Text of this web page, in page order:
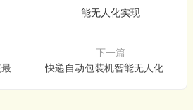
降低成本——热收缩包装最大优势
下一篇
快递自动包装机智能无人化实现